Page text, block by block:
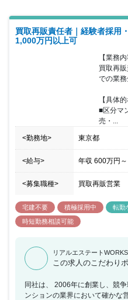
社無し
買取再販責任者｜経験者採用
1,000万円以上可
【業務内
買取再
での業務
【具体
■区分マ
売・...
<勤務地> 東京都
<給与> 年収 600万円 ～
<募集職種> 買取再販営業
宅建不要 積極採用中 転勤
時短勤務相談可能
リアルエステート
この求人のこだわり
同社は、 2006年に創業し、競
ンションの業界において確かな